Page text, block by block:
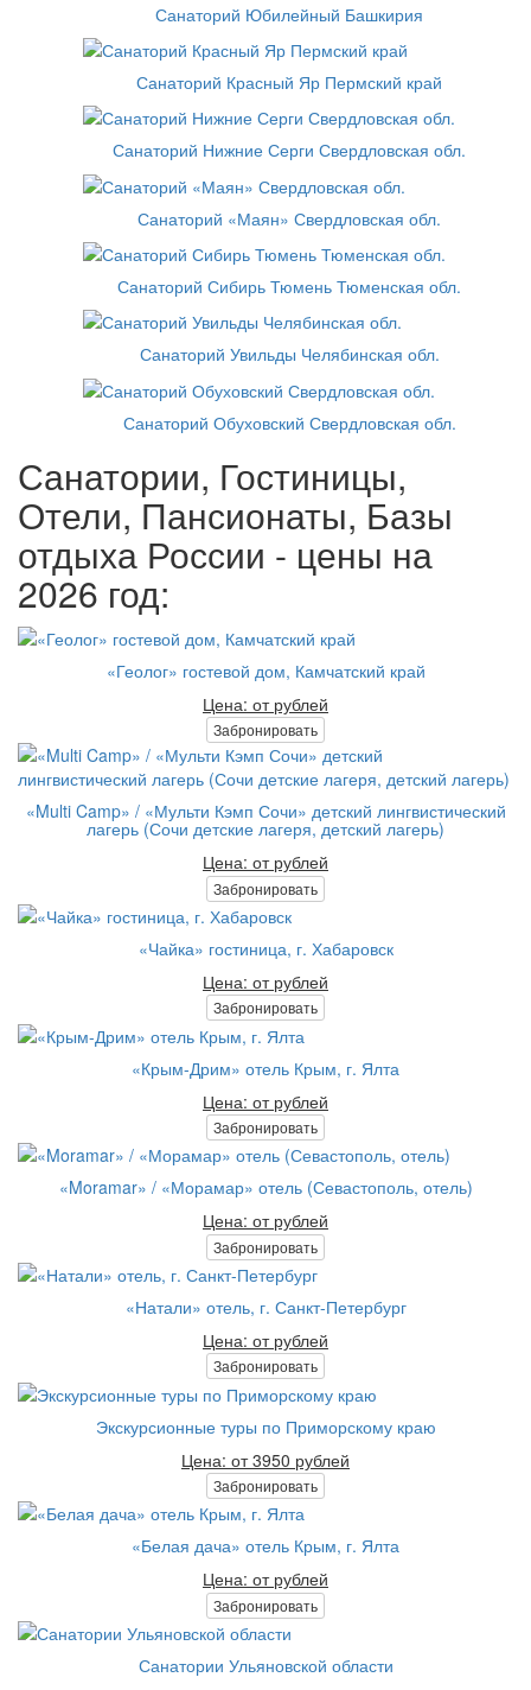
Санаторий Юбилейный Башкирия
Санаторий Красный Яр Пермский край
Санаторий Нижние Серги Свердловская обл.
Санаторий «Маян» Свердловская обл.
Санаторий Сибирь Тюмень Тюменская обл.
Санаторий Увильды Челябинская обл.
Санаторий Обуховский Свердловская обл.
Санатории, Гостиницы,
Отели, Пансионаты, Базы
отдыха России - цены на
2026 год:
«Геолог» гостевой дом, Камчатский край
Цена: от рублей
Забронировать
«Multi Camp» / «Мульти Кэмп Сочи» детский лингвистический
лагерь (Сочи детские лагеря, детский лагерь)
Цена: от рублей
Забронировать
«Чайка» гостиница, г. Хабаровск
Цена: от рублей
Забронировать
«Крым-Дрим» отель Крым, г. Ялта
Цена: от рублей
Забронировать
«Moramar» / «Морамар» отель (Севастополь, отель)
Цена: от рублей
Забронировать
«Натали» отель, г. Санкт-Петербург
Цена: от рублей
Забронировать
Экскурсионные туры по Приморскому краю
Цена: от 3950 рублей
Забронировать
«Белая дача» отель Крым, г. Ялта
Цена: от рублей
Забронировать
Санатории Ульяновской области